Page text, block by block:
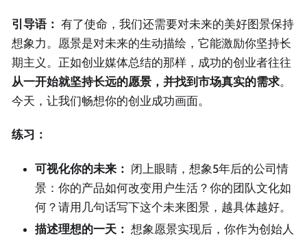
引导语： 有了使命，我们还需要对未来的美好图景保持
想象力。愿景是对未来的生动描绘，它能激励你坚持长
期主义。正如创业媒体总结的那样，成功的创业者往往
从一开始就坚持长远的愿景，并找到市场真实的需求。
今天，让我们畅想你的创业成功画面。
练习：
可视化你的未来： 闭上眼睛，想象5年后的公司情
景：你的产品如何改变用户生活？你的团队文化如
何？请用几句话写下这个未来图景，越具体越好。
描述理想的一天： 想象愿景实现后，你作为创始人